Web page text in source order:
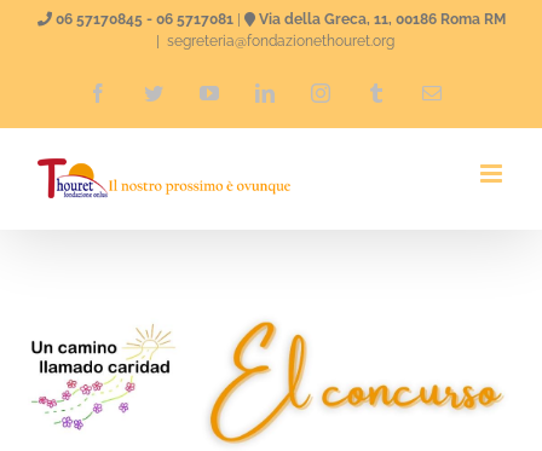
06 57170845 - 06 5717081|
Via della Greca, 11, 00186 Roma RM
segreteria@fondazionethouret.org
FacebookTwitterYouTubeLinkedInInstagramTumblrEmail